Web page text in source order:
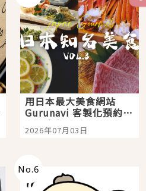
用日本最大美食網站
Gurunavi 客製化預約九
大都市餐廳，打造專屬
美食體驗！
2026年07月03日
No.6